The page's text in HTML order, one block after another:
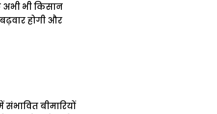
अभी भी किसान
होगी और
बीमारियों